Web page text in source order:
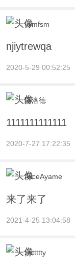
yymfsm
njiytrewqa
2020-5-29 00:52:25
隆洛德
1111111111111
2020-7-27 17:22:35
AliceAyame
来了来了
2021-4-25 13:04:58
zhttttty